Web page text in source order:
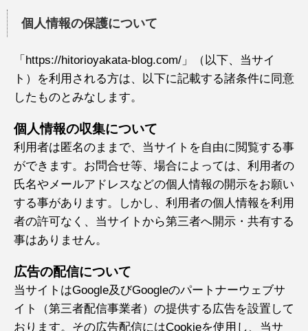
個人情報の保護について
「https://hitorioyakata-blog.com/」（以下、当サイ
ト）を利用される方は、以下に記載する諸条件に同意
したものとみなします。
個人情報の収集について
利用者は匿名のままで、当サイトを自由に閲覧する事
ができます。お問合せ等、場合によっては、利用者の
氏名やメールアドレスなどの個人情報の開示をお願い
する事があります。しかし、利用者の個人情報を利用
者の許可なく、当サイトから第三者へ開示・共有する
事はありません。
広告の配信について
当サイトはGoogle及びGoogleのパートナーウェブサ
イト（第三者配信事業者）の提供する広告を設置して
おります。その広告配信にはCookieを使用し、当サ